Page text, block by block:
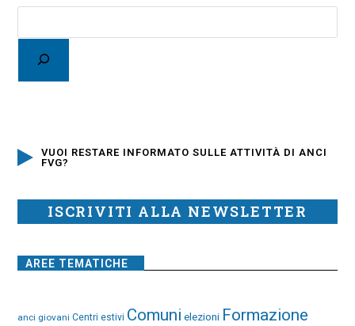
VUOI RESTARE INFORMATO SULLE ATTIVITÀ DI ANCI
FVG?
ISCRIVITI ALLA NEWSLETTER
AREE TEMATICHE
anci giovani Centri estivi Comuni elezioni Formazione